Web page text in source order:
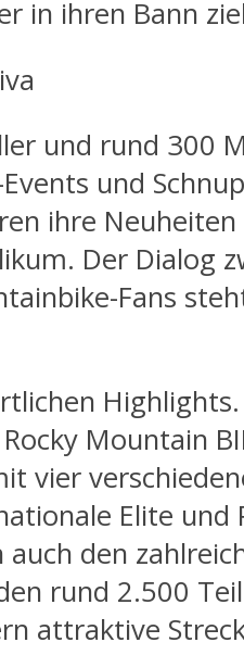
in ihren Bann
und rund 300
und
ihre
Der Dialog
Fans
Mountain
vier
Elite und
den
rund 2.500
attraktive